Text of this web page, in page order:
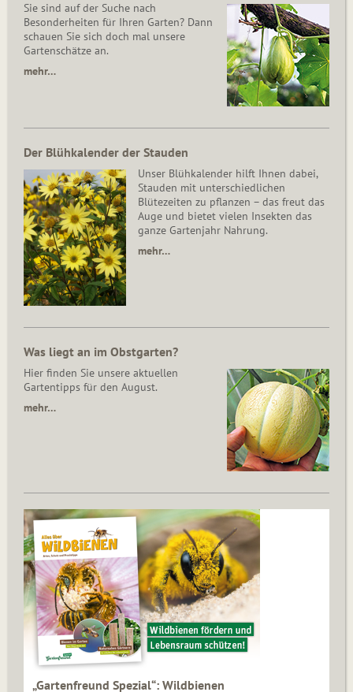
Sie sind auf der Suche nach
Besonderheiten für Ihren Garten? Dann
schauen Sie sich doch mal unsere
Gartenschätze an.
mehr…
Der Blühkalender der Stauden
Unser Blühkalender hilft Ihnen dabei,
Stauden mit unterschiedlichen
Blütezeiten zu pflanzen – das freut das
Auge und bietet vielen Insekten das
ganze Gartenjahr Nahrung.
mehr…
Was liegt an im Obstgarten?
Hier finden Sie unsere aktuellen
Gartentipps für den August.
mehr…
„Gartenfreund Spezial“: Wildbienen